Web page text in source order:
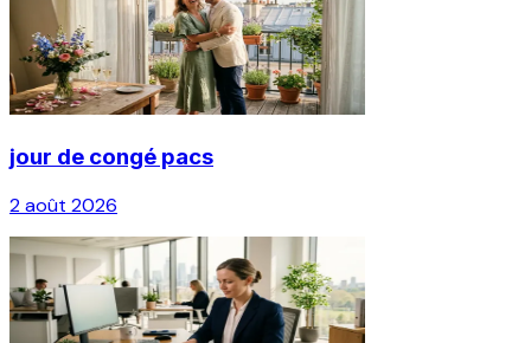
jour de congé pacs
2 août 2026